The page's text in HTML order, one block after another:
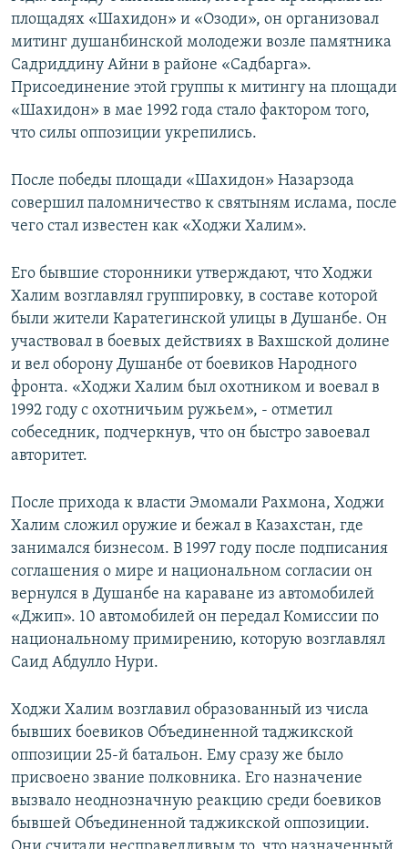
площадях «Шахидон» и «Озоди», он организовал
митинг душанбинской молодежи возле памятника
Садриддину Айни в районе «Садбарга».
Присоединение этой группы к митингу на площади
«Шахидон» в мае 1992 года стало фактором того,
что силы оппозиции укрепились.
После победы площади «Шахидон» Назарзода
совершил паломничество к святыням ислама, после
чего стал известен как «Ходжи Халим».
Его бывшие сторонники утверждают, что Ходжи
Халим возглавлял группировку, в составе которой
были жители Каратегинской улицы в Душанбе. Он
участвовал в боевых действиях в Вахшской долине
и вел оборону Душанбе от боевиков Народного
фронта. «Ходжи Халим был охотником и воевал в
1992 году с охотничьим ружьем», - отметил
собеседник, подчеркнув, что он быстро завоевал
авторитет.
После прихода к власти Эмомали Рахмона, Ходжи
Халим сложил оружие и бежал в Казахстан, где
занимался бизнесом. В 1997 году после подписания
соглашения о мире и национальном согласии он
вернулся в Душанбе на караване из автомобилей
«Джип». 10 автомобилей он передал Комиссии по
национальному примирению, которую возглавлял
Саид Абдулло Нури.
Ходжи Халим возглавил образованный из числа
бывших боевиков Объединенной таджикской
оппозиции 25-й батальон. Ему сразу же было
присвоено звание полковника. Его назначение
вызвало неоднозначную реакцию среди боевиков
бывшей Объединенной таджикской оппозиции.